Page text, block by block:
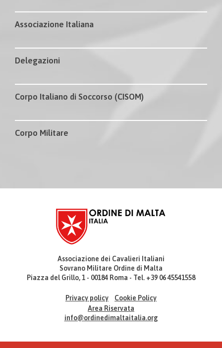
Associazione Italiana
Delegazioni
Corpo Italiano di Soccorso (CISOM)
Corpo Militare
Associazione dei Cavalieri Italiani
Sovrano Militare Ordine di Malta
Piazza del Grillo, 1 - 00184 Roma - Tel. +39 06 45541558
Privacy policy
Cookie Policy
Area Riservata
info@ordinedimaltaitalia.org